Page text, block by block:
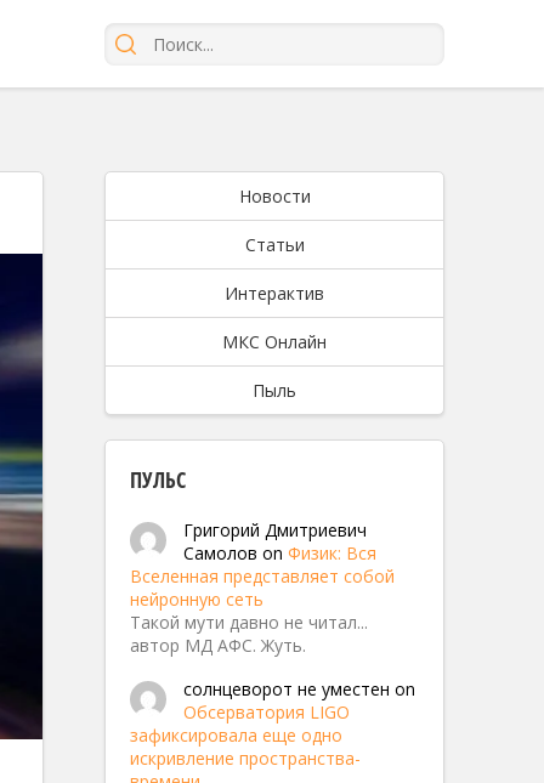
Новости
Статьи
Интерактив
МКС Онлайн
Пыль
ПУЛЬС
Григорий Дмитриевич
Самолов on Физик: Вся
Вселенная представляет собой
нейронную сеть
Такой мути давно не читал...
автор МД АФС. Жуть.
солнцеворот не уместен on
Обсерватория LIGO
зафиксировала еще одно
искривление пространства-